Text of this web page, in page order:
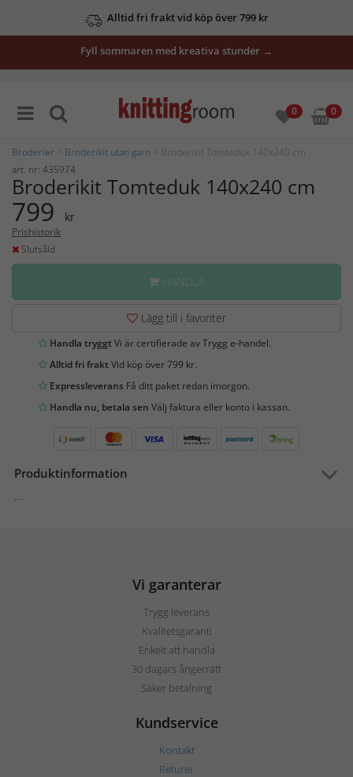
Alltid fri frakt vid köp över 799 kr
Fyll sommaren med kreativa stunder →
0 0
Broderier Broderikit utan garn > Broderikit Tomteduk 140x240 cm
art. nr: 435974
Broderikit Tomteduk 140x240 cm
799 kr
Prishistorik
Slutsåld
HANDLA
Lägg till i favoriter
Handla tryggtVi är certifierade av Trygg e-handel.
Alltid fri fraktVid köp över 799 kr.
Expressleverans Få ditt paket redan imorgon.
Handla nu, betala sen Välj faktura eller konto i kassan.
Produktinformation
...
Vi garanterar
Trygg leverans
Kvalitetsgaranti
Enkelt att handla
30 dagars ångerrätt
Säker betalning
Kundservice
Kontakt
Returer